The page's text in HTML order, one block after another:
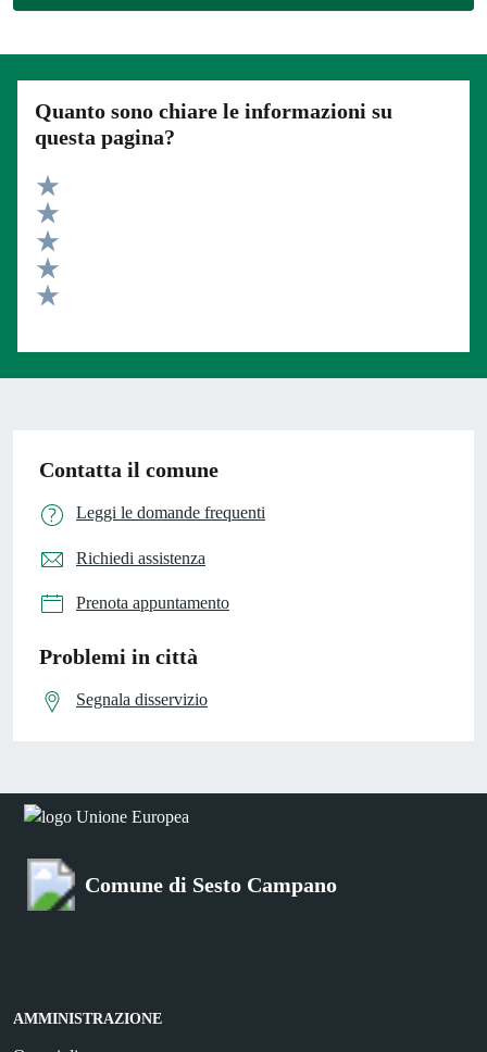
Quanto sono chiare le informazioni su
questa pagina?
Valuta 5 stelle su 5
Valuta 4 stelle su 5
Valuta 3 stelle su 5
Valuta 2 stelle su 5
Contatta il comune
Leggi le domande frequenti
Richiedi assistenza
Prenota appuntamento
Problemi in città
Segnala disservizio
Comune di Sesto Campano
AMMINISTRAZIONE